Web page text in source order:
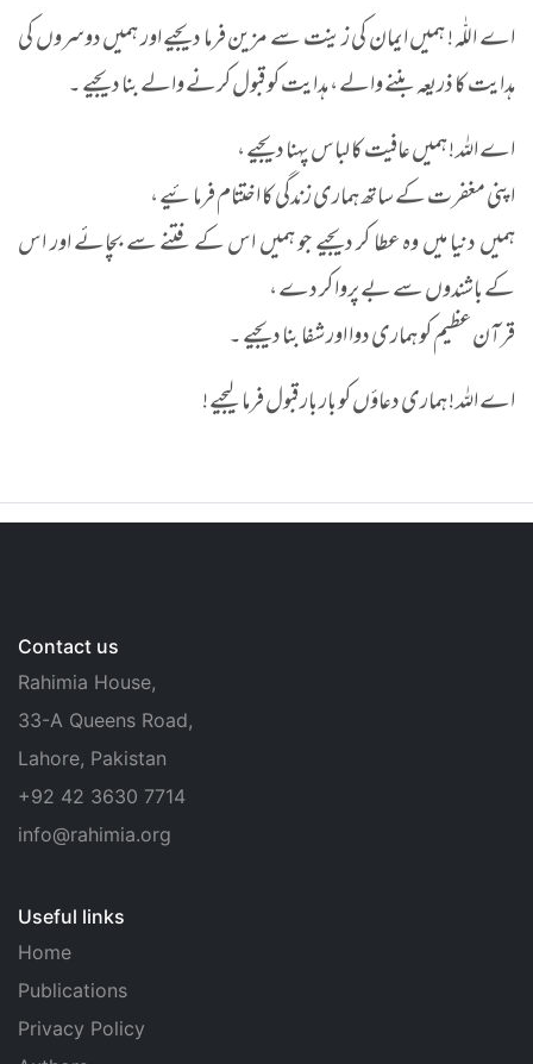
اے اللّٰہ ! ہمیں ایمان کی زینت سے مزین فرما دیجیے اور ہمیں دوسروں کی
ہدایت کا ذریعہ بننے والے ، ہدایت کو قبول کرنے والے بنا دیجیے ۔
اے اللہ ! ہمیں عافیت کا لباس پہنا دیجیے ،
اپنی مغفرت کے ساتھ ہماری زندگی کا اختتام فرمائیے ،
ہمیں دنیا میں وہ عطا کر دیجیے جو ہمیں اس کے فتنے سے بچائے اور اس
کے باشندوں سے بے پروا کر دے ،
قرآن عظیم کو ہماری دوا اور شفا بنا دیجیے ۔
اے اللہ ! ہماری دعاؤں کو بار بار قبول فرما لیجیے !
Contact us
Rahimia House,
33-A Queens Road,
Lahore, Pakistan
+92 42 3630 7714
info@rahimia.org
Useful links
Home
Publications
Privacy Policy